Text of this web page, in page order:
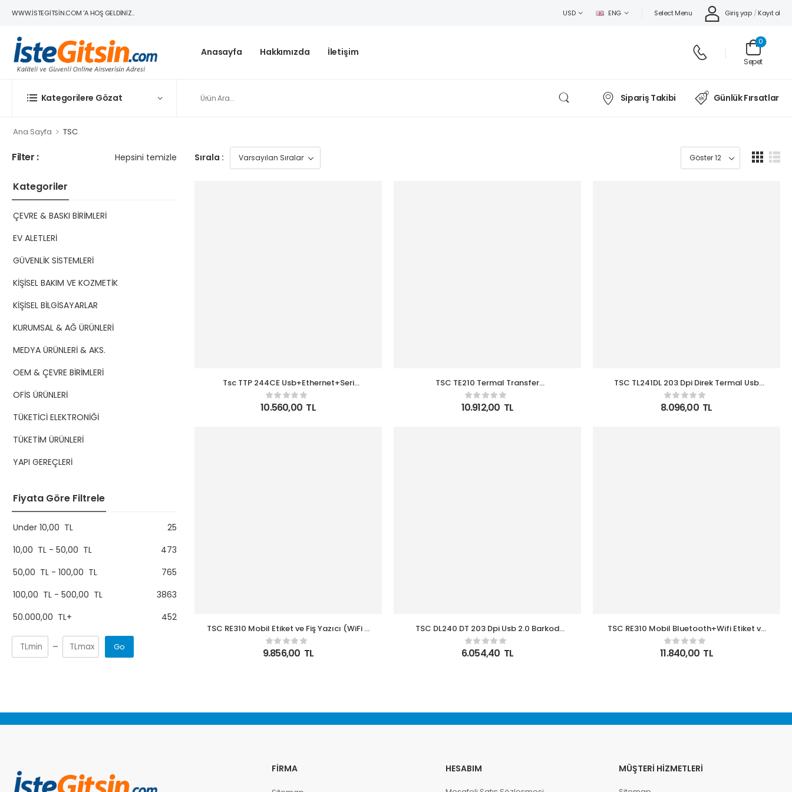
WWW.ISTEGITSIN.COM 'A HOŞ GELDINIZ.. USD ENG Select Menu Giriş yap / Kayıt ol
Anasayfa Hakkımızda İletişim
Sepet
0
Kategorilere Gözat Sipariş Takibi Günlük Fırsatlar
Ana Sayfa > TSC
Filter : Hepsini temizle
Kategoriler
ÇEVRE & BASKI BİRİMLERİ
EV ALETLERİ
GÜVENLİK SİSTEMLERİ
KİŞİSEL BAKIM VE KOZMETİK
KİŞİSEL BİLGİSAYARLAR
KURUMSAL & AĞ ÜRÜNLERİ
MEDYA ÜRÜNLERİ & AKS.
OEM & ÇEVRE BİRİMLERİ
OFİS ÜRÜNLERİ
TÜKETİCİ ELEKTRONİĞİ
TÜKETİM ÜRÜNLERİ
YAPI GEREÇLERİ
Fiyata Göre Filtrele
Under 10,00 TL
25
10,00 TL - 50,00 TL
473
50,00 TL - 100,00 TL
765
100,00 TL - 500,00 TL
3863
50.000,00 TL+ 452
Go
Sırala :
Tsc TTP 244CE Usb+Ethernet+Seri
Bağlantı Barkod Yazıcı
10.560,00 TL
TSC TE210 Termal Transfer
Usb+Seri+Ethernet+Paralel Barkod Etiket
Yazıcı 110-300 Ribbon
10.912,00 TL
TSC TL241DL 203 Dpi Direk Termal Usb
Ethernet Barkod Yazıcı
8.096,00 TL
TSC RE310 Mobil Etiket ve Fiş Yazıcı (WiFi +
BT)
9.856,00 TL
TSC DL240 DT 203 Dpi Usb 2.0 Barkod
Yazıcı
6.054,40 TL
TSC RE310 Mobil Bluetooth+Wifi Etiket ve
Fiş Yazıcı
11.840,00 TL
FIRMA HESABIM MÜŞTERI HIZMETLERI